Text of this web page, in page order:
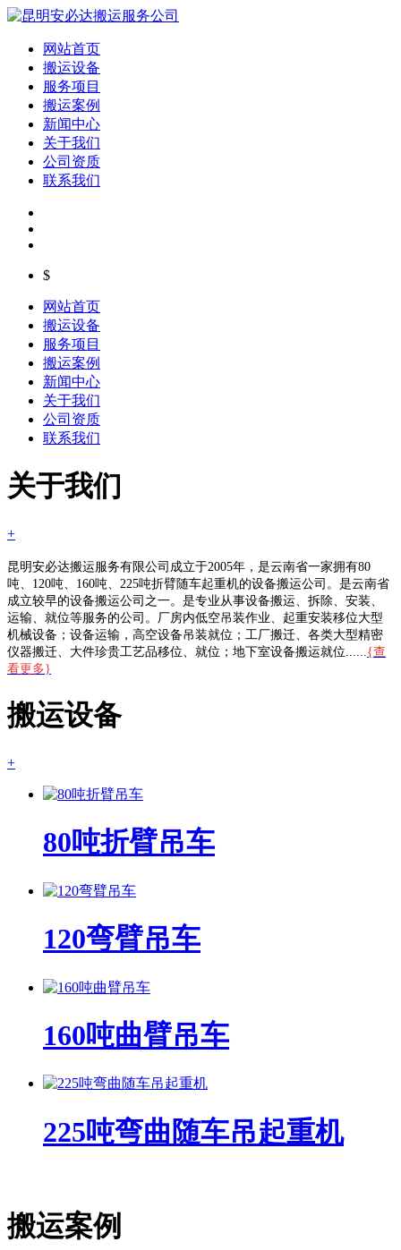
网站首页
搬运设备
服务项目
搬运案例
新闻中心
关于我们
公司资质
联系我们
$
网站首页
搬运设备
服务项目
搬运案例
新闻中心
关于我们
公司资质
联系我们
关于我们
+
昆明安必达搬运服务有限公司成立于2005年，是云南省一家拥有80
吨、120吨、160吨、225吨折臂随车起重机的设备搬运公司。是云南省
成立较早的设备搬运公司之一。是专业从事设备搬运、拆除、安装、
运输、就位等服务的公司。厂房内低空吊装作业、起重安装移位大型
机械设备；设备运输，高空设备吊装就位；工厂搬迁、各类大型精密
仪器搬迁、大件珍贵工艺品移位、就位；地下室设备搬运就位...... {查
看更多}
搬运设备
+
80吨折臂吊车
120弯臂吊车
160吨曲臂吊车
225吨弯曲随车吊起重机
搬运案例